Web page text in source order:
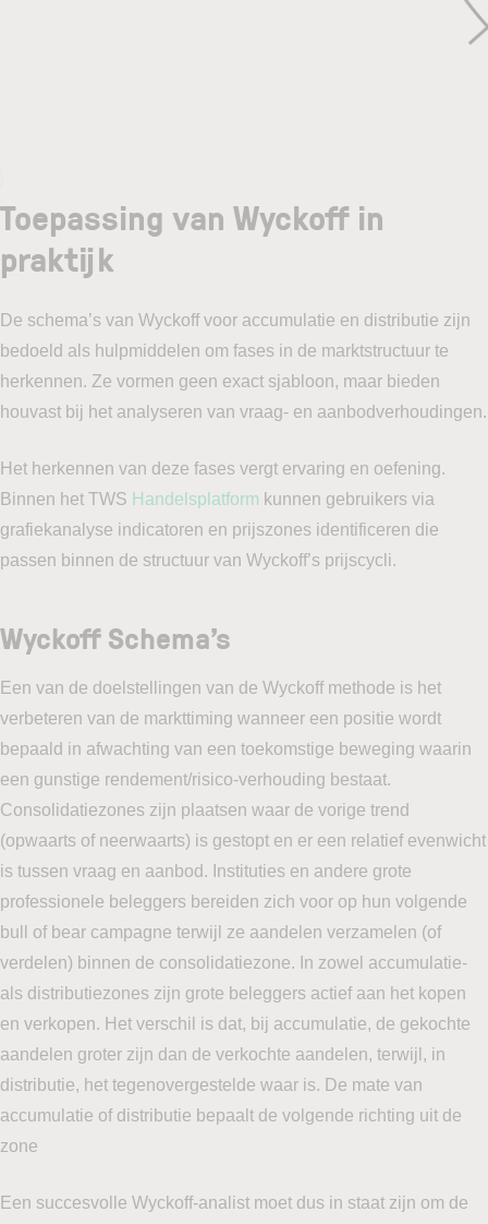
Toepassing van Wyckoff in
praktijk
De schema’s van Wyckoff voor accumulatie en distributie zijn
bedoeld als hulpmiddelen om fases in de marktstructuur te
herkennen. Ze vormen geen exact sjabloon, maar bieden
houvast bij het analyseren van vraag- en aanbodverhoudingen.
Het herkennen van deze fases vergt ervaring en oefening.
Binnen het TWS Handelsplatform kunnen gebruikers via
grafiekanalyse indicatoren en prijszones identificeren die
passen binnen de structuur van Wyckoff’s prijscycli.
Wyckoff Schema’s
Een van de doelstellingen van de Wyckoff methode is het
verbeteren van de markttiming wanneer een positie wordt
bepaald in afwachting van een toekomstige beweging waarin
een gunstige rendement/risico-verhouding bestaat.
Consolidatiezones zijn plaatsen waar de vorige trend
(opwaarts of neerwaarts) is gestopt en er een relatief evenwicht
is tussen vraag en aanbod. Instituties en andere grote
professionele beleggers bereiden zich voor op hun volgende
bull of bear campagne terwijl ze aandelen verzamelen (of
verdelen) binnen de consolidatiezone. In zowel accumulatie-
als distributiezones zijn grote beleggers actief aan het kopen
en verkopen. Het verschil is dat, bij accumulatie, de gekochte
aandelen groter zijn dan de verkochte aandelen, terwijl, in
distributie, het tegenovergestelde waar is. De mate van
accumulatie of distributie bepaalt de volgende richting uit de
zone
Een succesvolle Wyckoff-analist moet dus in staat zijn om de